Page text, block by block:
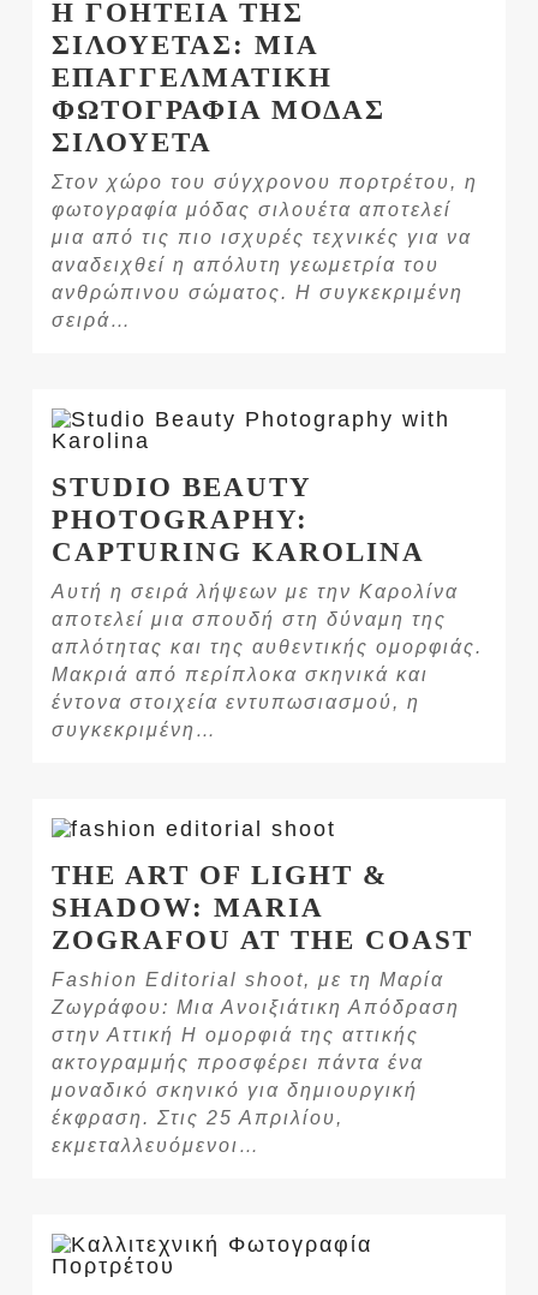
Η ΓΟΗΤΕΙΑ ΤΗΣ
ΣΙΛΟΥΕΤΑΣ: ΜΙΑ
ΕΠΑΓΓΕΛΜΑΤΙΚΗ
ΦΩΤΟΓΡΑΦΙΑ ΜΟΔΑΣ
ΣΙΛΟΥΕΤΑ
Στον χώρο του σύγχρονου πορτρέτου, η
φωτογραφία μόδας σιλουέτα αποτελεί
μια από τις πιο ισχυρές τεχνικές για να
αναδειχθεί η απόλυτη γεωμετρία του
ανθρώπινου σώματος. Η συγκεκριμένη
σειρά…
STUDIO BEAUTY
PHOTOGRAPHY:
CAPTURING KAROLINA
Αυτή η σειρά λήψεων με την Καρολίνα
αποτελεί μια σπουδή στη δύναμη της
απλότητας και της αυθεντικής ομορφιάς.
Μακριά από περίπλοκα σκηνικά και
έντονα στοιχεία εντυπωσιασμού, η
συγκεκριμένη…
THE ART OF LIGHT &
SHADOW: MARIA
ZOGRAFOU AT THE COAST
Fashion Editorial shoot, με τη Μαρία
Ζωγράφου: Μια Ανοιξιάτικη Απόδραση
στην Αττική Η ομορφιά της αττικής
ακτογραμμής προσφέρει πάντα ένα
μοναδικό σκηνικό για δημιουργική
έκφραση. Στις 25 Απριλίου,
εκμεταλλευόμενοι…